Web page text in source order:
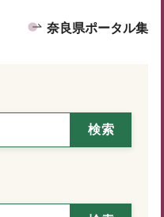
奈良県ポータル集